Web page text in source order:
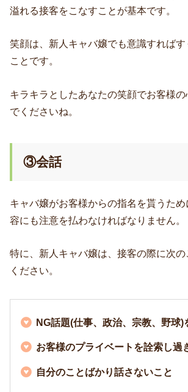
溢れる接客をこなすことが基本です。
笑顔は、新人キャバ嬢でも意識すれば
ことです。
キラキラとしたあなたの笑顔でお客様
でくださいね。
③会話
キャバ嬢がお客様からの指名を貰うた
容にも注意を払わなければなりません。
特に、新人キャバ嬢は、接客の際に次
ください。
NG話題(仕事、政治、宗教、野球)
お客様のプライベートを詮索し過
自分のことばかり話さないこと